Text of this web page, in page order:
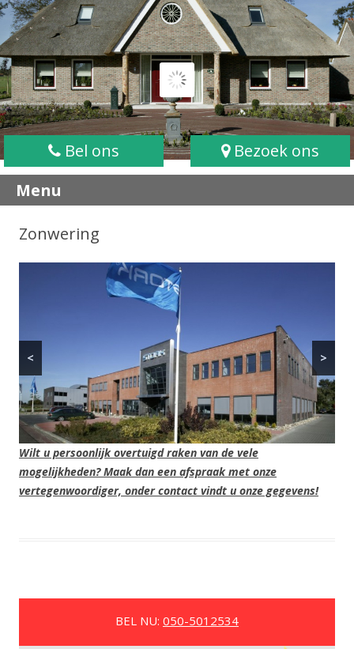
Bel ons
Bezoek ons
Menu
Zonwering
< >
Wilt u persoonlijk overtuigd raken van de vele
mogelijkheden? Maak dan een afspraak met onze
vertegenwoordiger, onder contact vindt u onze gegevens!
BEL NU: 050-5012534